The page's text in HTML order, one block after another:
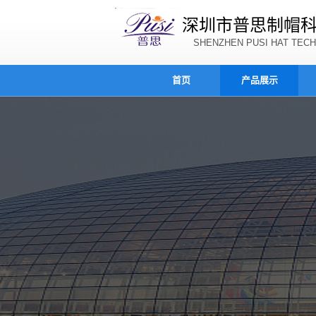
深圳市普思制帽
SHENZHEN PUSI HAT
首页 产品展示